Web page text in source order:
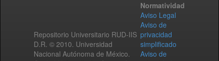
Repositorio Universitario RUD-IIS
D.R. © 2010. Universidad
Nacional Autónoma de México.
Normatividad
Aviso Legal
Aviso de
privacidad
simplificado
Aviso de